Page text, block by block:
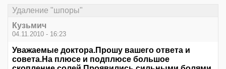
Удаление "шпоры"
Кузьмич
04.11.2010 - 16:23
Уважаемые доктора.Прошу вашего ответа и
совета.На плюсе и подплюсе большое